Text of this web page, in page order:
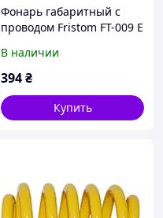
Фонарь габаритный с
проводом Fristom FT-009 E
В наличии
394₴
Купить